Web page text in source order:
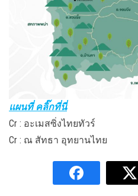
แผนที่ คลิ๊กที่นี่
Cr : อะเมสซิ่งไทยทัวร์
Cr : ณ สัทธา อุทยานไทย